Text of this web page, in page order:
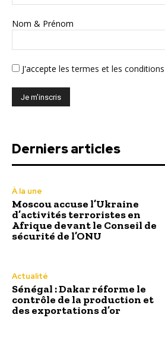
Nom & Prénom
J'accepte les termes et les conditions
Derniers articles
À la une
Moscou accuse l’Ukraine
d’activités terroristes en
Afrique devant le Conseil de
sécurité de l’ONU
Actualité
Sénégal : Dakar réforme le
contrôle de la production et
des exportations d’or